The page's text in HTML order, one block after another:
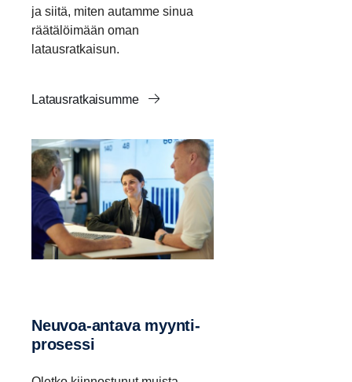
ja siitä, miten autamme sinua
räätälöimään oman
latausratkaisun.
Latausratkaisumme
Neuvoa-​antava myynti­
pro­sessi